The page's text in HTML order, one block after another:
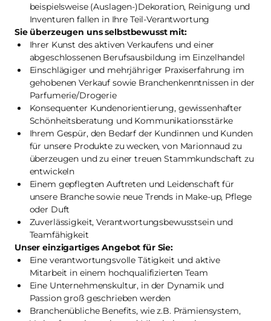
beispielsweise (Auslagen-)Dekoration, Reinigung und
Inventuren fallen in Ihre Teil-Verantwortung
Sie überzeugen uns selbstbewusst mit:
Ihrer Kunst des aktiven Verkaufens und einer
abgeschlossenen Berufsausbildung im Einzelhandel
Einschlägiger und mehrjähriger Praxiserfahrung im
gehobenen Verkauf sowie Branchenkenntnissen in der
Parfumerie/Drogerie
Konsequenter Kundenorientierung, gewissenhafter
Schönheitsberatung und Kommunikationsstärke
Ihrem Gespür, den Bedarf der Kundinnen und Kunden
für unsere Produkte zu wecken, von Marionnaud zu
überzeugen und zu einer treuen Stammkundschaft zu
entwickeln
Einem gepflegten Auftreten und Leidenschaft für
unsere Branche sowie neue Trends in Make-up, Pflege
oder Duft
Zuverlässigkeit, Verantwortungsbewusstsein und
Teamfähigkeit
Unser einzigartiges Angebot für Sie:
Eine verantwortungsvolle Tätigkeit und aktive
Mitarbeit in einem hochqualifizierten Team
Eine Unternehmenskultur, in der Dynamik und
Passion groß geschrieben werden
Branchenübliche Benefits, wie z.B. Prämiensystem,